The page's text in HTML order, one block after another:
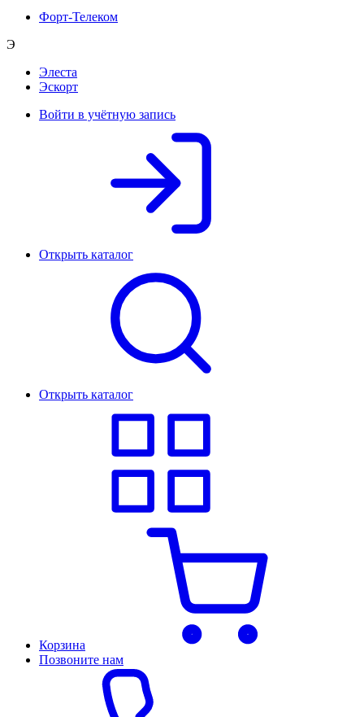
Форт-Телеком
Э
Элеста
Эскорт
Войти в учётную запись
Открыть каталог
Открыть каталог
Корзина
Позвоните нам